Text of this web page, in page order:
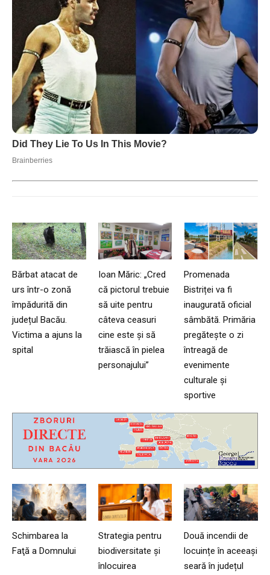
Bărbat atacat de
urs într-o zonă
împădurită din
județul Bacău.
Victima a ajuns la
spital
Ioan Măric: „Cred
că pictorul trebuie
să uite pentru
câteva ceasuri
cine este și să
trăiască în pielea
personajului”
Promenada
Bistriței va fi
inaugurată oficial
sâmbătă. Primăria
pregătește o zi
întreagă de
evenimente
culturale și
sportive
Schimbarea la
Faţă a Domnului
Strategia pentru
biodiversitate și
înlocuirea
Două incendii de
locuințe în aceeași
seară în județul